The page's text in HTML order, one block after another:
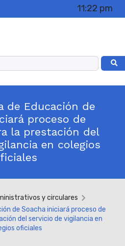
11:22 pm
de Educación de
proceso de
la prestación del
en colegios
y circulares
de Soacha iniciará proceso de
del servicio de vigilancia en
oficiales